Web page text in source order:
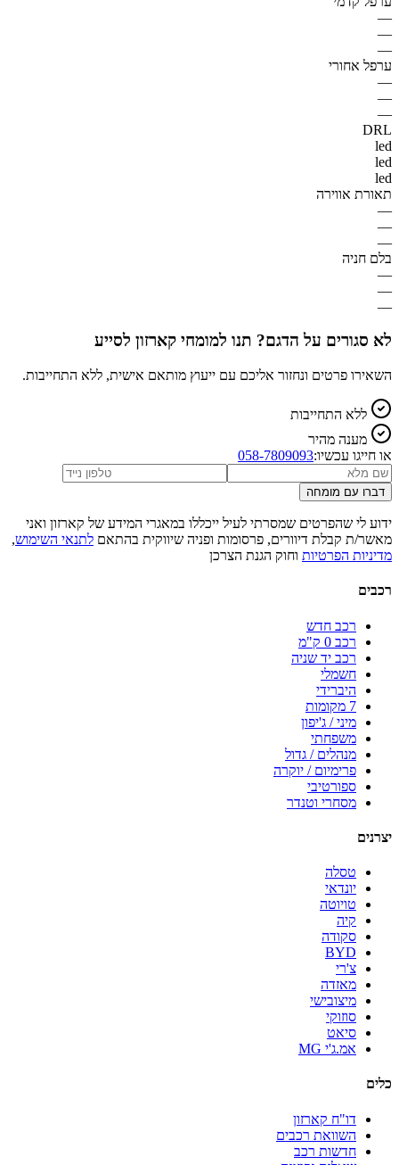
—
—
—
ערפל אחורי
—
—
—
DRL
led
led
led
תאורת אווירה
—
—
—
בלם חניה
—
—
—
לא סגורים על הדגם? תנו למומחי קארזון לסייע
השאירו פרטים ונחזור אליכם עם ייעוץ מותאם אישית, ללא התחייבות.
ללא התחייבות
מענה מהיר
או חייגו עכשיו:058-7809093
דברו עם מומחה
ידוע לי שהפרטים שמסרתי לעיל ייכללו במאגרי המידע של קארזון ואני
מאשר/ת קבלת דיוורים, פרסומות ופניה שיווקית בהתאם לתנאי השימוש,
מדיניות הפרטיות וחוק הגנת הצרכן
רכבים
רכב חדש
רכב 0 ק"מ
רכב יד שניה
חשמלי
היברידי
7 מקומות
מיני / ג'יפון
משפחתי
מנהלים / גדול
פרימיום / יוקרה
ספורטיבי
מסחרי וטנדר
יצרנים
טסלה
יונדאי
טויוטה
קיה
סקודה
BYD
צ'רי
מאזדה
מיצובישי
סוזוקי
סיאט
אמ.ג'י MG
כלים
דו"ח קארזון
השוואת רכבים
חדשות רכב